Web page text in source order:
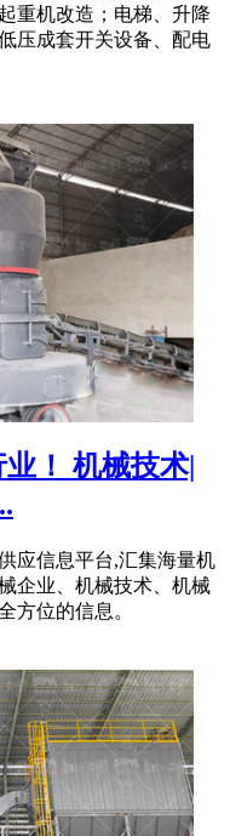
重机改造；电梯、升降
压成套开关设备、配电
！ 机械技术|
应信息平台,汇集海量机
企业、机械技术、机械
方位的信息。